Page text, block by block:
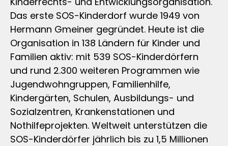
Das erste SOS-Kinderdorf wurde 1949 von
Hermann Gmeiner gegründet. Heute ist die
Organisation in 138 Ländern für Kinder und
Familien aktiv: mit 539 SOS-Kinderdörfern
und rund 2.300 weiteren Programmen wie
Jugendwohngruppen, Familienhilfe,
Kindergärten, Schulen, Ausbildungs- und
Sozialzentren, Krankenstationen und
Nothilfeprojekten. Weltweit unterstützen die
SOS-Kinderdörfer jährlich bis zu 1,5 Millionen